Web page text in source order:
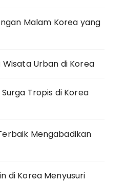
Malam Korea yang
Urban di Korea
Tropis di Korea
Mengabadikan
di Korea Menyusuri